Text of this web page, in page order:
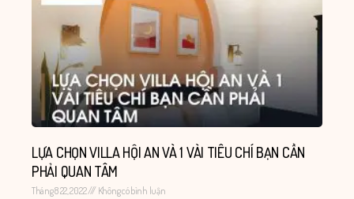
LỰA CHỌN VILLA HỘI AN VÀ 1 VÀI TIÊU CHÍ BẠN CẦN
PHẢI QUAN TÂM
Tháng 8 22, 2022 Không có bình luận